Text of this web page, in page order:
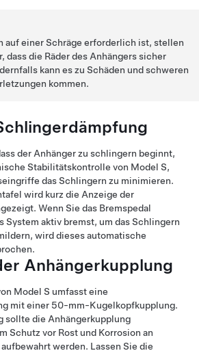
auf einer Schräge erforderlich ist, stellen
dass die Räder des Anhängers sicher
kann es zu Schäden und schweren
kommen.
der Anhänger zu schlingern beginnt,
Stabilitätskontrolle von Model S,
das Schlingern zu minimieren.
wird kurz die Anzeige der
Wenn Sie das Bremspedal
System aktiv bremst, um das Schlingern
wird dieses automatische
Anhängerkupplung
Model S umfasst eine
mit einer 50-mm-Kugelkopfkupplung.
sollte die Anhängerkupplung
Schutz vor Rost und Korrosion an
werden. Lassen Sie die